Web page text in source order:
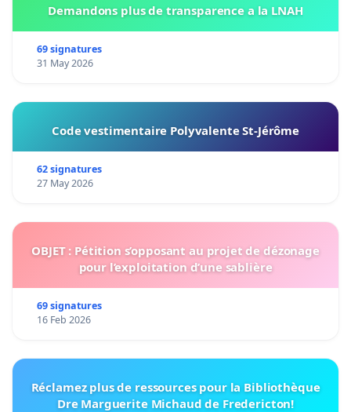
Demandons plus de transparence a la LNAH
69 signatures
31 May 2026
Code vestimentaire Polyvalente St-Jérôme
62 signatures
27 May 2026
OBJET : Pétition s’opposant au projet de dézonage
pour l’exploitation d’une sablière
69 signatures
16 Feb 2026
Réclamez plus de ressources pour la Bibliothèque
Dre Marguerite Michaud de Fredericton!